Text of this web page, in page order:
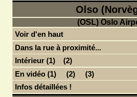
Olso
(OSL) Oslo
Voir d'en haut
Dans la rue à proximité...
Intérieur (1)
(2)
En vidéo (1)
(2)
(3)
Infos détaillées !